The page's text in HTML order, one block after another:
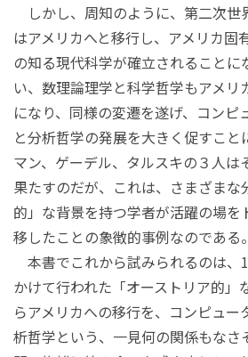
しかし、周知のように、第二次世
はアメリカへと移行し、アメリカ固
の知る現代科学が確立されることに
い、数理論理学と科学哲学もアメリ
になり、同様の変遷を遂げ、コンピ
と分析哲学の発展を大きく促すこと
マン、ゲーデル、タルスキの３人は
果たすのだが、これは、さまざまな
的」な背景を持つ学者が活躍の場を
移したことの象徴的事例なのである。
本書でこれから試みられるのは、
かけて行われた「オーストリア的」
らアメリカへの移行を、コンピュー
析哲学という、一見何の関係もなさ